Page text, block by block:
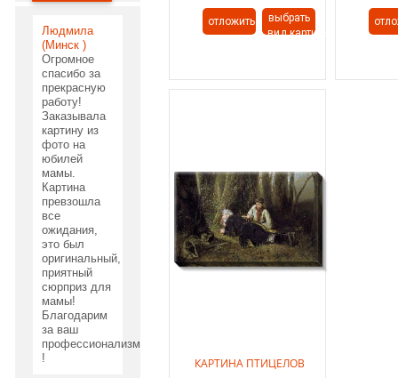
Людмила
(Минск )
Огромное
спасибо за
прекрасную
работу!
Заказывала
картину из
фото на
юбилей
мамы.
Картина
превзошла
все
ожидания,
это был
оригинальный,
приятный
сюрприз для
мамы!
Благодарим
за ваш
профессионализм
!
отложить
выбрать
вид картины
КАРТИНА ПТИЦЕЛОВ